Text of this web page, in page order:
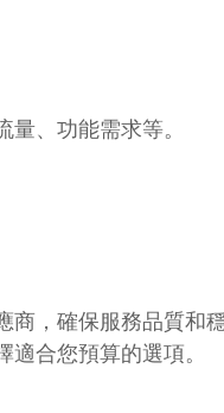
、功能需求等。
，確保服務品質和穩
合您預算的選項。